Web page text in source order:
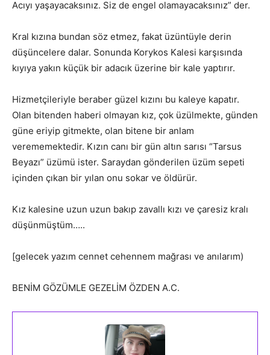
Acıyı yaşayacaksınız. Siz de engel olamayacaksınız” der.
Kral kızına bundan söz etmez, fakat üzüntüyle derin
düşüncelere dalar. Sonunda Korykos Kalesi karşısında
kıyıya yakın küçük bir adacık üzerine bir kale yaptırır.
Hizmetçileriyle beraber güzel kızını bu kaleye kapatır.
Olan bitenden haberi olmayan kız, çok üzülmekte, günden
güne eriyip gitmekte, olan bitene bir anlam
verememektedir. Kızın canı bir gün altın sarısı “Tarsus
Beyazı” üzümü ister. Saraydan gönderilen üzüm sepeti
içinden çıkan bir yılan onu sokar ve öldürür.
Kız kalesine uzun uzun bakıp zavallı kızı ve çaresiz kralı
düşünmüştüm…..
[gelecek yazım cennet cehennem mağrası ve anılarım)
BENİM GÖZÜMLE GEZELİM ÖZDEN A.C.